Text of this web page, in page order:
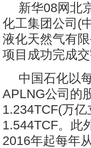
新华08网北
化工集团公司(
液化天然气有
项目成功完成交
中国石化以
APLNG公司的
1.234TCF(万
1.544TCF。此
2016年起每年